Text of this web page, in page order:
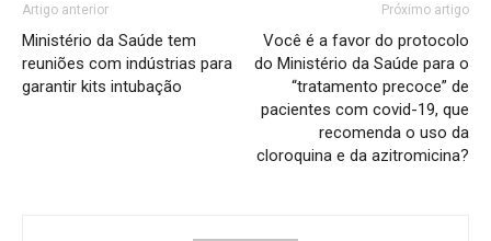
Artigo anterior
Ministério da Saúde tem
reuniões com indústrias para
garantir kits intubação
Próximo artigo
Você é a favor do protocolo
do Ministério da Saúde para o
“tratamento precoce” de
pacientes com covid-19, que
recomenda o uso da
cloroquina e da azitromicina?